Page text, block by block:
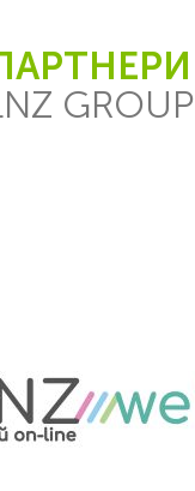
GROUP